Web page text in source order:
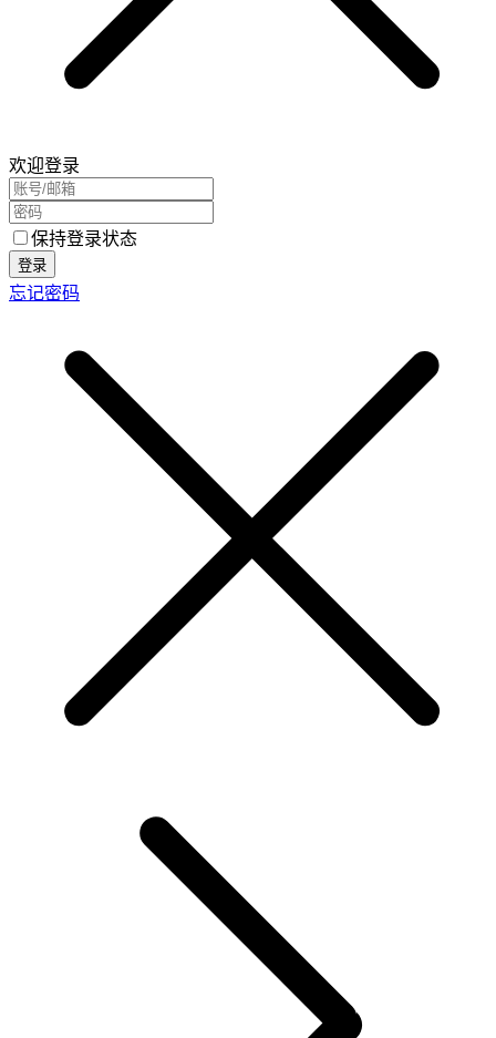
欢迎登录
保持登录状态
登录
忘记密码